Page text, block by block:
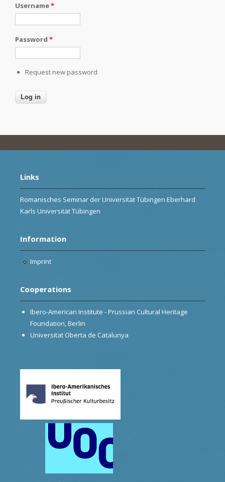
Username*
Password *
Request new password
Links
Romanisches Seminar der Universität Tübingen Eberhard
Karls Universität Tübingen
Information
Imprint
Cooperations
Ibero-American Institute - Prussian Cultural Heritage
Foundation, Berlin
Universitat Oberta de Catalunya